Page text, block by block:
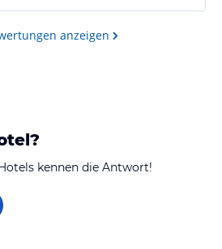
anzeigen
kennen die Antwort!